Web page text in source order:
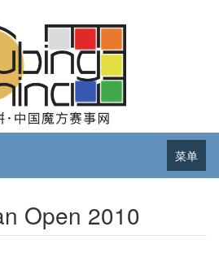
菜单
Open 2010